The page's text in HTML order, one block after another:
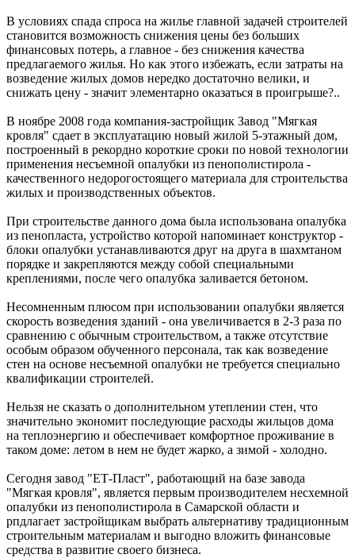
В условиях спада спроса на жилье главной задачей строителей
становится возможность снижения цены без больших
финансовых потерь, а главное - без снижения качества
предлагаемого жилья. Но как этого избежать, если затраты на
возведение жилых домов нередко достаточно велики, и
снижать цену - значит элементарно оказаться в проигрыше?..
В ноябре 2008 года компания-застройщик Завод "Мягкая
кровля" сдает в эксплуатацию новый жилой 5-этажный дом,
построенный в рекордно короткие сроки по новой технологии
применения несъемной опалубки из пенополистирола -
качественного недорогостоящего материала для строительства
жилых и производственных объектов.
При строительстве данного дома была использована опалубка
из пенопласта, устройство которой напоминает конструктор -
блоки опалубки устанавливаются друг на друга в шахмтаном
порядке и закрепляются между собой специальными
креплениями, после чего опалубка заливается бетоном.
Несомненным плюсом при использовании опалубки является
скорость возведения зданий - она увеличивается в 2-3 раза по
сравнению с обычным строительством, а также отсутствие
особым образом обученного персонала, так как возведение
стен на основе несъемной опалубки не требуется специально
квалификации строителей.
Нельзя не сказать о дополнительном утеплении стен, что
значительно экономит последующие расходы жильцов дома
на теплоэнергию и обеспечивает комфортное проживание в
таком доме: летом в нем не будет жарко, а зимой - холодно.
Сегодня завод "ЕТ-Пласт", работающий на базе завода
"Мягкая кровля", является первым производителем несхемной
опалубки из пенополистирола в Самарской области и
рпдлагает застройщикам выбрать альтернативу традиционным
строительным материалам и выгодно вложить финансовые
средства в развитие своего бизнеса.